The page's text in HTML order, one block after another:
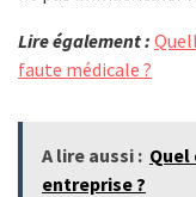
Lire également :
faute médicale ?
A lire aussi : Quel
entreprise ?